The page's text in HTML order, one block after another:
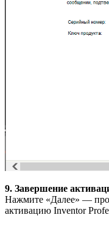
9. Завершение
Нажмите «Далее» —
активацию Inventor